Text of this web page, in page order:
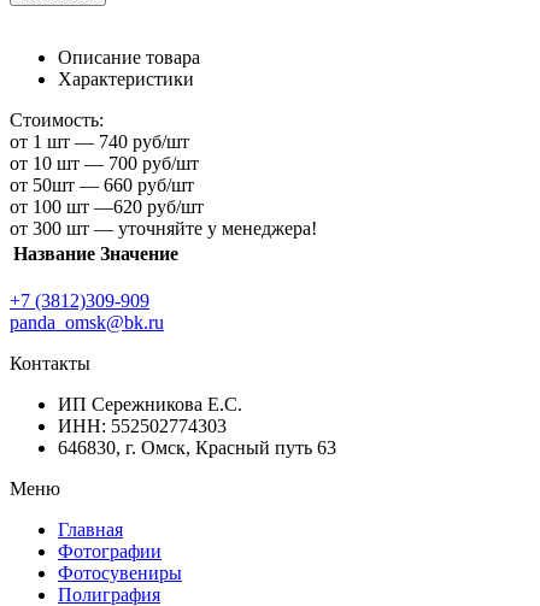
Описание товара
Характеристики
Стоимость:
от 1 шт — 740 руб/шт
от 10 шт — 700 руб/шт
от 50шт — 660 руб/шт
от 100 шт —620 руб/шт
от 300 шт — уточняйте у менеджера!
Название Значение
+7 (3812)309-909
panda_omsk@bk.ru
Контакты
ИП Сережникова Е.С.
ИНН: 552502774303
646830, г. Омск, Красный путь 63
Меню
Главная
Фотографии
Фотосувениры
Полиграфия